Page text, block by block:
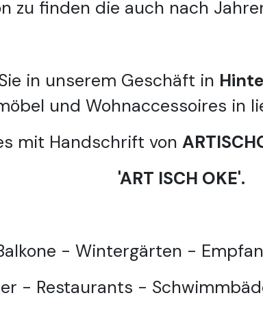
zu finden die auch nach
in unserem Geschäft in
und Wohnaccessoires in
mit Handschrift von
'ART ISCH OKE'.
- Wintergärten -
- Restaurants -